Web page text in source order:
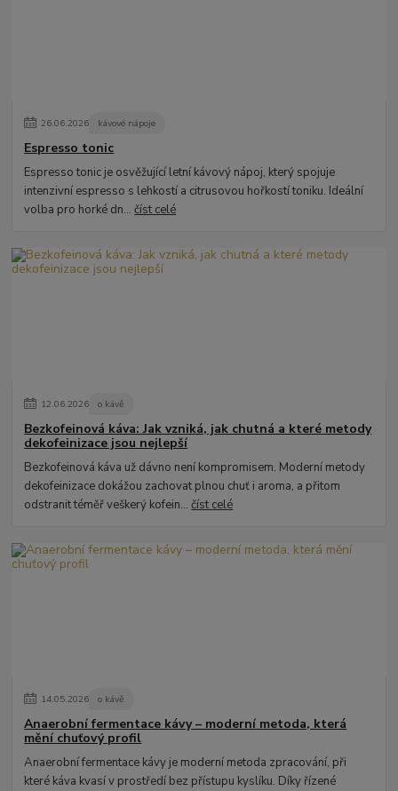
26.06.2026 kávové nápoje
Espresso tonic
Espresso tonic je osvěžující letní kávový nápoj, který spojuje
intenzivní espresso s lehkostí a citrusovou hořkostí toniku. Ideální
volba pro horké dn...číst celé
12.06.2026 o kávě
Bezkofeinová káva: Jak vzniká, jak chutná a které metody
dekofeinizace jsou nejlepší
Bezkofeinová káva už dávno není kompromisem. Moderní metody
dekofeinizace dokážou zachovat plnou chuť i aroma, a přitom
odstranit téměř veškerý kofein...číst celé
14.05.2026 o kávě
Anaerobní fermentace kávy – moderní metoda, která
mění chuťový profil
Anaerobní fermentace kávy je moderní metoda zpracování, při
které káva kvasí v prostředí bez přístupu kyslíku. Díky řízené